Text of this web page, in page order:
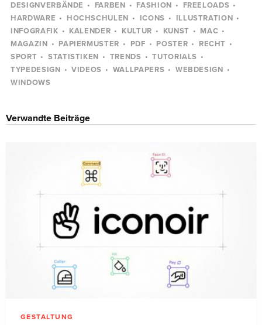
DESIGNVERBÄNDE
FARBEN FASHION
FREELOADS
HARDWARE
HOCHSCHULEN ICONS
ILLUSTRATION
INFOGRAFIK
KALENDER KULTUR KUNST
MAC
MAGAZIN
PAPIERMUSTER PDF POSTER
RECHT
SPORT
STATISTIKEN TRENDS
TUTORIALS
TYPEDESIGN
VIDEOS WALLPAPERS
WEBDESIGN
WINDOWS
Verwandte Beiträge
GESTALTUNG